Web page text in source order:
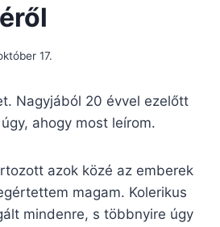
17.
Nagyjából 20 évvel ezelőtt
ahogy most leírom.
azok közé az emberek
magam. Kolerikus
mindenre, s többnyire úgy